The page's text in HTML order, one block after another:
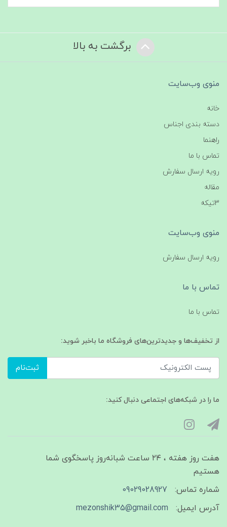
برگشت به بالا
منوی وب‌سایت
خانه
دسته بندی اجناس
راهنما
تماس با ما
رویه ارسال سفارش
مقاله
3تیکه
منوی وب‌سایت
رویه ارسال سفارش
تماس با ما
تماس با ما
از تخفیف‌ها و جدیدترین‌های فروشگاه ما باخبر شوید:
ثبت‌نام
ما را در شبکه‌های اجتماعی دنبال کنید:
هفت روز هفته ، ۲۴ ساعت شبانه‌روز پاسخگوی شما
هستیم
شماره تماس:
09029028927
آدرس ایمیل:
mezonshik35@gmail.com